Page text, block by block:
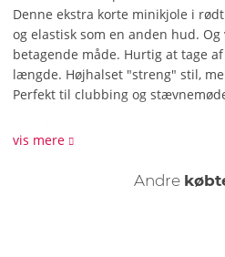
Denne ekstra korte minikjole i
og elastisk som en anden hud.
betagende måde. Hurtig at tage
længde. Højhalset "streng" stil,
Perfekt til clubbing og
Vi anbefaler at vaske minikjolen
vis mere
Andre